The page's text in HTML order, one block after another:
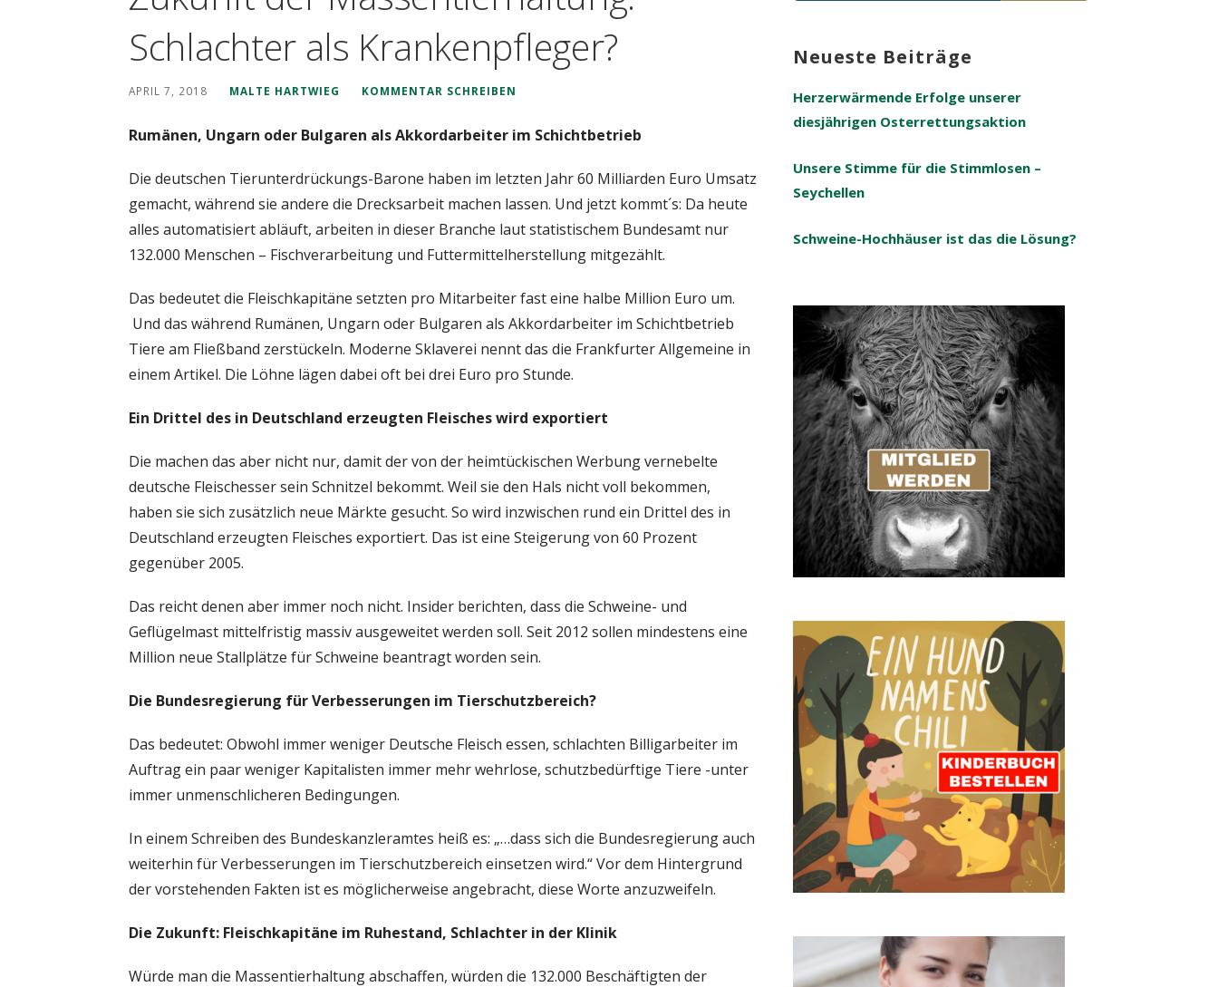
Schlachter als Krankenpfleger?
APRIL 7, 2018 MALTE HARTWIEG KOMMENTAR SCHREIBEN
Rumänen, Ungarn oder Bulgaren als Akkordarbeiter im Schichtbetrieb
Die deutschen Tierunterdrückungs-Barone haben im letzten Jahr 60 Milliarden Euro Umsatz
gemacht, während sie andere die Drecksarbeit machen lassen. Und jetzt kommt´s: Da heute
alles automatisiert abläuft, arbeiten in dieser Branche laut statistischem Bundesamt nur
132.000 Menschen – Fischverarbeitung und Futtermittelherstellung mitgezählt.
Das bedeutet die Fleischkapitäne setzten pro Mitarbeiter fast eine halbe Million Euro um.
Und das während Rumänen, Ungarn oder Bulgaren als Akkordarbeiter im Schichtbetrieb
Tiere am Fließband zerstückeln. Moderne Sklaverei nennt das die Frankfurter Allgemeine in
einem Artikel. Die Löhne lägen dabei oft bei drei Euro pro Stunde.
Ein Drittel des in Deutschland erzeugten Fleisches wird exportiert
Die machen das aber nicht nur, damit der von der heimtückischen Werbung vernebelte
deutsche Fleischesser sein Schnitzel bekommt. Weil sie den Hals nicht voll bekommen,
haben sie sich zusätzlich neue Märkte gesucht. So wird inzwischen rund ein Drittel des in
Deutschland erzeugten Fleisches exportiert. Das ist eine Steigerung von 60 Prozent
gegenüber 2005.
Das reicht denen aber immer noch nicht. Insider berichten, dass die Schweine- und
Geflügelmast mittelfristig massiv ausgeweitet werden soll. Seit 2012 sollen mindestens eine
Million neue Stallplätze für Schweine beantragt worden sein.
Die Bundesregierung für Verbesserungen im Tierschutzbereich?
Das bedeutet: Obwohl immer weniger Deutsche Fleisch essen, schlachten Billigarbeiter im
Auftrag ein paar weniger Kapitalisten immer mehr wehrlose, schutzbedürftige Tiere -unter
immer unmenschlicheren Bedingungen.
In einem Schreiben des Bundeskanzleramtes heiß es: „…dass sich die Bundesregierung auch
weiterhin für Verbesserungen im Tierschutzbereich einsetzen wird.“ Vor dem Hintergrund
der vorstehenden Fakten ist es möglicherweise angebracht, diese Worte anzuzweifeln.
Die Zukunft: Fleischkapitäne im Ruhestand, Schlachter in der Klinik
Würde man die Massentierhaltung abschaffen, würden die 132.000 Beschäftigten der
Neueste Beiträge
Herzerwärmende Erfolge unserer
diesjährigen Osterrettungsaktion
Unsere Stimme für die Stimmlosen –
Seychellen
Schweine-Hochhäuser ist das die Lösung?